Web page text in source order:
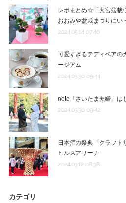
レポまとめ☆「大宮盆栽
おおみや盆栽まつりにい
2024.05.14 07:46
可愛すぎるテディベアの
ージアム
2024.03.30 09:44
note「さいたま夫婦」は
2024.03.30 09:42
日本酒の祭典「クラフト
ヒルズアリーナ
2024.03.12 08:38
カテゴリ